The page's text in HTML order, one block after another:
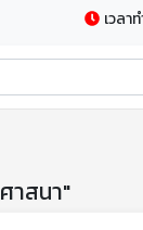
เวล
าสนา"